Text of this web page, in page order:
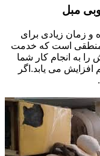
مبل
و زمان زیادی برای
منطقی است که خدمت
را به انجام کار شما
می یابد.اگر